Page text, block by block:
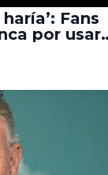
Fans
por usar